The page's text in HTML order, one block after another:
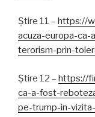
Știre 11 – https://
acuza-europa-
terorism-prin-
Știre 12 – https://
ca-a-fost-
pe-trump-in-